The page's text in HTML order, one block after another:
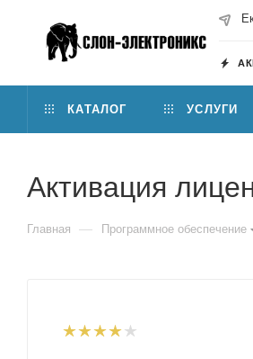
КАТАЛОГ УСЛУГИ
Активация
Главная — Программное обеспечение